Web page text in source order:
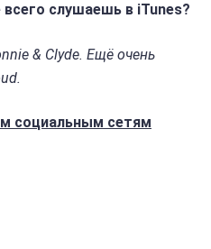
слушаешь в iTunes?
& Clyde. Ещё очень
социальным сетям